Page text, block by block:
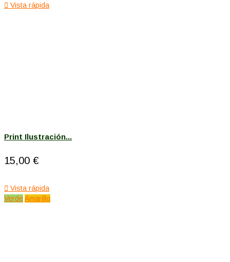
 Vista rápida
Print Ilustración...
15,00 €
 Vista rápida
Verde Amarillo